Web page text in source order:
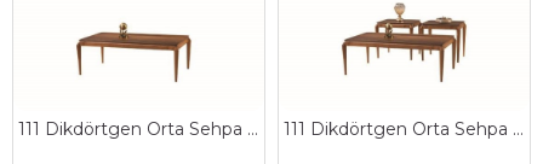
111 Dikdörtgen Orta Sehpa Doğal Ahşap Malzeme Ahşap Ayaklı 111 Dikdörtgen Orta Sehpa Seti Doğal Ahşap Malzeme Ahşap Ayaklı